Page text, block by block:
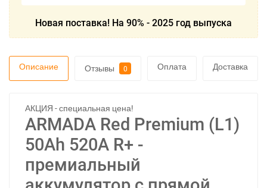
Новая поставка! На 90% - 2025 год выпуска
Описание Отзывы 0 Оплата Доставка
АКЦИЯ - специальная цена!
ARMADA Red Premium (L1)
50Ah 520A R+ -
премиальный